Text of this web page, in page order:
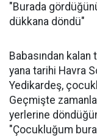
"Burada
dükkana döndü"
Babasından kalan
yana tarihi Havra
Yedikardeş,
Geçmişte
yerlerine
"Çocukluğum